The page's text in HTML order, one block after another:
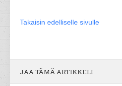
Takaisin edelliselle sivulle
JAA TÄMÄ ARTIKKELI